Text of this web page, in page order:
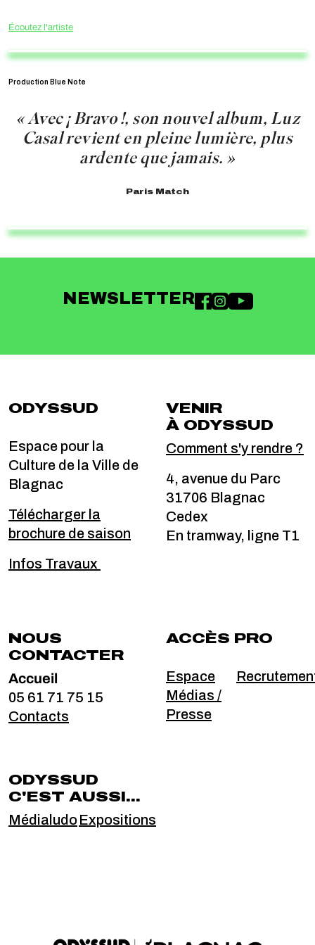
Écoutez l'artiste
Production Blue Note
« Avec ¡ Bravo !, son nouvel album, Luz
Casal revient en pleine lumière, plus
ardente que jamais. »
Paris Match
NEWSLETTER
ODYSSUD
Espace pour la
Culture de la Ville de
Blagnac
Télécharger la
brochure de saison
Infos Travaux
VENIR
À ODYSSUD
Comment s'y rendre ?
4, avenue du Parc
31706 Blagnac
Cedex
En tramway, ligne T1
NOUS
CONTACTER
Accueil
05 61 71 75 15
Contacts
ACCÈS PRO
Espace
Médias /
Presse
ODYSSUD
C'EST AUSSI...
MédialudoExpositions